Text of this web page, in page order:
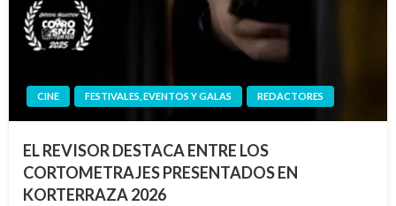
CINE FESTIVALES, EVENTOS Y GALAS REDACTORES
EL REVISOR DESTACA ENTRE LOS
CORTOMETRAJES PRESENTADOS EN
KORTERRAZA 2026